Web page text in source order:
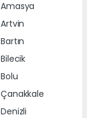
Amasya
Artvin
Bartın
Bilecik
Bolu
Çanakkale
Denizli